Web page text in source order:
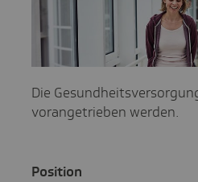
Die
vorangetrieben werden.
Posi­tion